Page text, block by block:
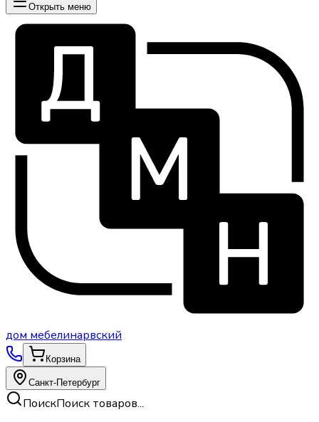
Открыть меню
дом мебелинарвский
Корзина
Санкт-Петербург
ПоискПоиск товаров...